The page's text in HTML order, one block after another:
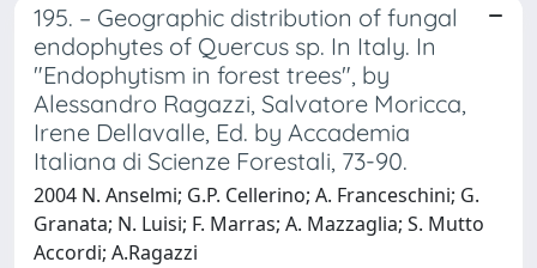
195. – Geographic distribution of fungal
endophytes of Quercus sp. In Italy. In
"Endophytism in forest trees", by
Alessandro Ragazzi, Salvatore Moricca,
Irene Dellavalle, Ed. by Accademia
Italiana di Scienze Forestali, 73-90.
2004 N. Anselmi; G.P. Cellerino; A. Franceschini; G.
Granata; N. Luisi; F. Marras; A. Mazzaglia; S. Mutto
Accordi; A.Ragazzi